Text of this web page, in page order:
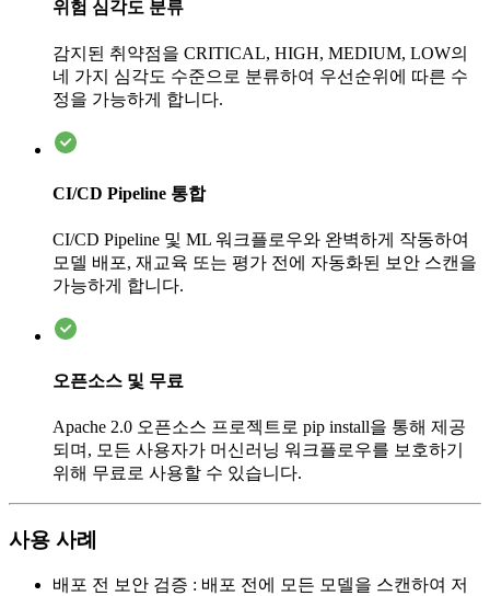
위험 심각도 분류
감지된 취약점을 CRITICAL, HIGH, MEDIUM, LOW의
네 가지 심각도 수준으로 분류하여 우선순위에 따른 수
정을 가능하게 합니다.
CI/CD Pipeline 통합
CI/CD Pipeline 및 ML 워크플로우와 완벽하게 작동하여
모델 배포, 재교육 또는 평가 전에 자동화된 보안 스캔을
가능하게 합니다.
오픈소스 및 무료
Apache 2.0 오픈소스 프로젝트로 pip install을 통해 제공
되며, 모든 사용자가 머신러닝 워크플로우를 보호하기
위해 무료로 사용할 수 있습니다.
사용 사례
배포 전 보안 검증 : 배포 전에 모든 모델을 스캔하여 저